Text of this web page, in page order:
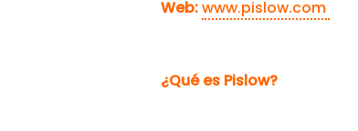
Web:www.pislow.com
¿Qué es Pislow?